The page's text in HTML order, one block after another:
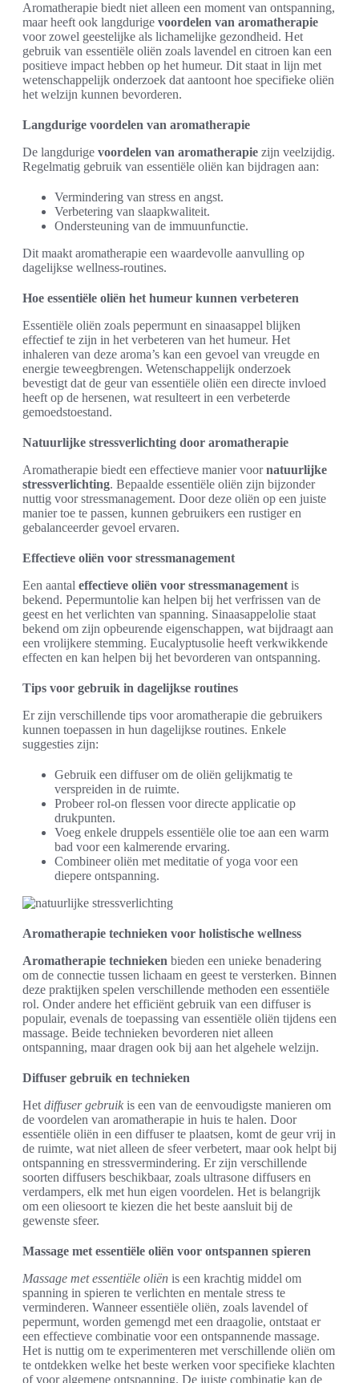
Aromatherapie biedt niet alleen een moment van ontspanning,
maar heeft ook langdurige voordelen van aromatherapie
voor zowel geestelijke als lichamelijke gezondheid. Het
gebruik van essentiële oliën zoals lavendel en citroen kan een
positieve impact hebben op het humeur. Dit staat in lijn met
wetenschappelijk onderzoek dat aantoont hoe specifieke oliën
het welzijn kunnen bevorderen.
Langdurige voordelen van aromatherapie
De langdurige voordelen van aromatherapie zijn veelzijdig.
Regelmatig gebruik van essentiële oliën kan bijdragen aan:
Vermindering van stress en angst.
Verbetering van slaapkwaliteit.
Ondersteuning van de immuunfunctie.
Dit maakt aromatherapie een waardevolle aanvulling op
dagelijkse wellness-routines.
Hoe essentiële oliën het humeur kunnen verbeteren
Essentiële oliën zoals pepermunt en sinaasappel blijken
effectief te zijn in het verbeteren van het humeur. Het
inhaleren van deze aroma’s kan een gevoel van vreugde en
energie teweegbrengen. Wetenschappelijk onderzoek
bevestigt dat de geur van essentiële oliën een directe invloed
heeft op de hersenen, wat resulteert in een verbeterde
gemoedstoestand.
Natuurlijke stressverlichting door aromatherapie
Aromatherapie biedt een effectieve manier voornatuurlijke
stressverlichting. Bepaalde essentiële oliën zijn bijzonder
nuttig voor stressmanagement. Door deze oliën op een juiste
manier toe te passen, kunnen gebruikers een rustiger en
gebalanceerder gevoel ervaren.
Effectieve oliën voor stressmanagement
Een aantal effectieve oliën voor stressmanagement is
bekend. Pepermuntolie kan helpen bij het verfrissen van de
geest en het verlichten van spanning. Sinaasappelolie staat
bekend om zijn opbeurende eigenschappen, wat bijdraagt aan
een vrolijkere stemming. Eucalyptusolie heeft verkwikkende
effecten en kan helpen bij het bevorderen van ontspanning.
Tips voor gebruik in dagelijkse routines
Er zijn verschillende tips voor aromatherapie die gebruikers
kunnen toepassen in hun dagelijkse routines. Enkele
suggesties zijn:
Gebruik een diffuser om de oliën gelijkmatig te
verspreiden in de ruimte.
Probeer rol-on flessen voor directe applicatie op
drukpunten.
Voeg enkele druppels essentiële olie toe aan een warm
bad voor een kalmerende ervaring.
Combineer oliën met meditatie of yoga voor een
diepere ontspanning.
Aromatherapie technieken voor holistische wellness
Aromatherapie technieken bieden een unieke benadering
om de connectie tussen lichaam en geest te versterken. Binnen
deze praktijken spelen verschillende methoden een essentiële
rol. Onder andere het efficiënt gebruik van een diffuser is
populair, evenals de toepassing van essentiële oliën tijdens een
massage. Beide technieken bevorderen niet alleen
ontspanning, maar dragen ook bij aan het algehele welzijn.
Diffuser gebruik en technieken
Het diffuser gebruik is een van de eenvoudigste manieren om
de voordelen van aromatherapie in huis te halen. Door
essentiële oliën in een diffuser te plaatsen, komt de geur vrij in
de ruimte, wat niet alleen de sfeer verbetert, maar ook helpt bij
ontspanning en stressvermindering. Er zijn verschillende
soorten diffusers beschikbaar, zoals ultrasone diffusers en
verdampers, elk met hun eigen voordelen. Het is belangrijk
om een oliesoort te kiezen die het beste aansluit bij de
gewenste sfeer.
Massage met essentiële oliën voor ontspannen spieren
Massage met essentiële oliën is een krachtig middel om
spanning in spieren te verlichten en mentale stress te
verminderen. Wanneer essentiële oliën, zoals lavendel of
pepermunt, worden gemengd met een draagolie, ontstaat er
een effectieve combinatie voor een ontspannende massage.
Het is nuttig om te experimenteren met verschillende oliën om
te ontdekken welke het beste werken voor specifieke klachten
of voor algemene ontspanning. De juiste combinatie kan de